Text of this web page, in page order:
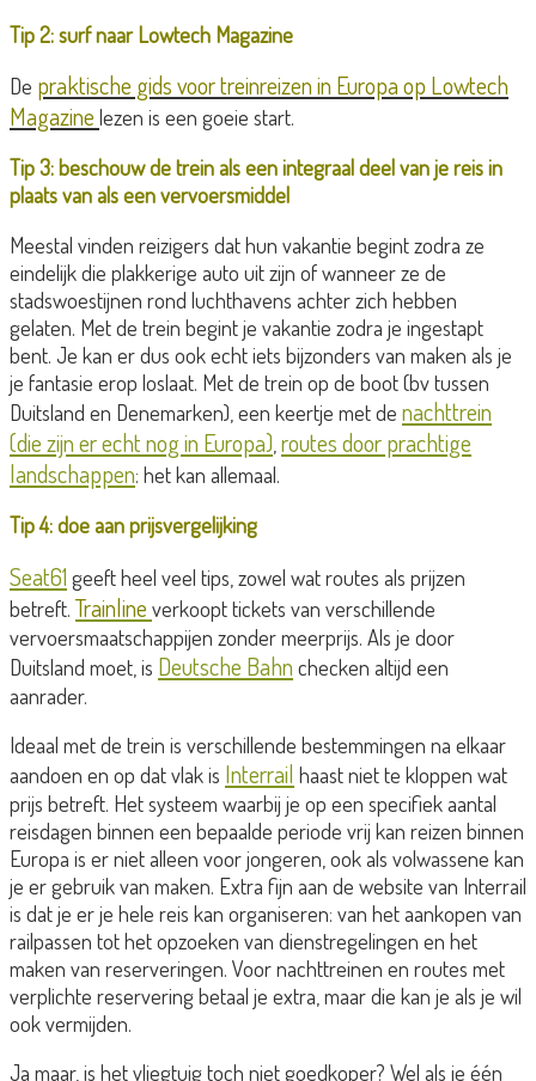
Tip 2: surf naar Lowtech Magazine
De praktische gids voor treinreizen in Europa op Lowtech
Magazine lezen is een goeie start.
Tip 3: beschouw de trein als een integraal deel van je reis in
plaats van als een vervoersmiddel
Meestal vinden reizigers dat hun vakantie begint zodra ze
eindelijk die plakkerige auto uit zijn of wanneer ze de
stadswoestijnen rond luchthavens achter zich hebben
gelaten. Met de trein begint je vakantie zodra je ingestapt
bent. Je kan er dus ook echt iets bijzonders van maken als je
je fantasie erop loslaat. Met de trein op de boot (bv tussen
Duitsland en Denemarken), een keertje met de nachttrein
(die zijn er echt nog in Europa) routes door prachtige
landschappen: het kan allemaal.
Tip 4: doe aan prijsvergelijking
Seat61 geeft heel veel tips, zowel wat routes als prijzen
betreft. Trainline verkoopt tickets van verschillende
vervoersmaatschappijen zonder meerprijs. Als je door
Duitsland moet, is Deutsche Bahn checken altijd een
aanrader.
Ideaal met de trein is verschillende bestemmingen na elkaar
aandoen en op dat vlak is Interrail haast niet te kloppen wat
prijs betreft. Het systeem waarbij je op een specifiek aantal
reisdagen binnen een bepaalde periode vrij kan reizen binnen
Europa is er niet alleen voor jongeren, ook als volwassene kan
je er gebruik van maken. Extra fijn aan de website van Interrail
is dat je er je hele reis kan organiseren: van het aankopen van
railpassen tot het opzoeken van dienstregelingen en het
maken van reserveringen. Voor nachttreinen en routes met
verplichte reservering betaal je extra, maar die kan je als je wil
ook vermijden.
Ja maar, is het vliegtuig toch niet goedkoper? Wel als je één